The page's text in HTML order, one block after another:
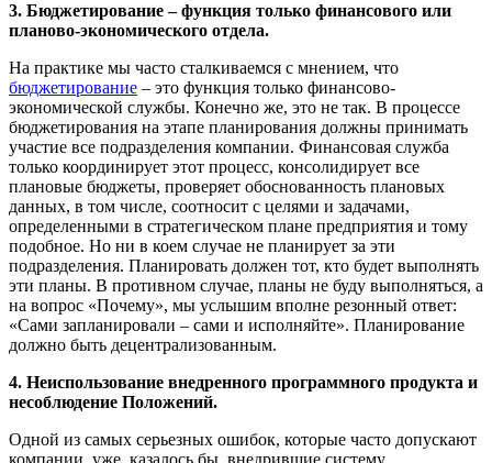
3. Бюджетирование – функция только финансового или
планово-экономического отдела.
На практике мы часто сталкиваемся с мнением, что
бюджетирование – это функция только финансово-
экономической службы. Конечно же, это не так. В процессе
бюджетирования на этапе планирования должны принимать
участие все подразделения компании. Финансовая служба
только координирует этот процесс, консолидирует все
плановые бюджеты, проверяет обоснованность плановых
данных, в том числе, соотносит с целями и задачами,
определенными в стратегическом плане предприятия и тому
подобное. Но ни в коем случае не планирует за эти
подразделения. Планировать должен тот, кто будет выполнять
эти планы. В противном случае, планы не буду выполняться, а
на вопрос «Почему», мы услышим вполне резонный ответ:
«Сами запланировали – сами и исполняйте». Планирование
должно быть децентрализованным.
4. Неиспользование внедренного программного продукта и
несоблюдение Положений.
Одной из самых серьезных ошибок, которые часто допускают
компании, уже, казалось бы, внедрившие систему